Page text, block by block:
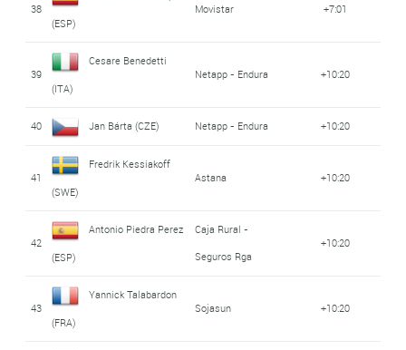
38
(ESP)
Movistar +7:01
39
Cesare Benedetti
(ITA)
Netapp - Endura +10:20
40 Jan Bárta (CZE) Netapp - Endura +10:20
41
Fredrik Kessiakoff
(SWE)
Astana +10:20
42
Antonio Piedra Perez
(ESP)
Caja Rural -
Seguros Rga
+10:20
43
Yannick Talabardon
(FRA)
Sojasun +10:20